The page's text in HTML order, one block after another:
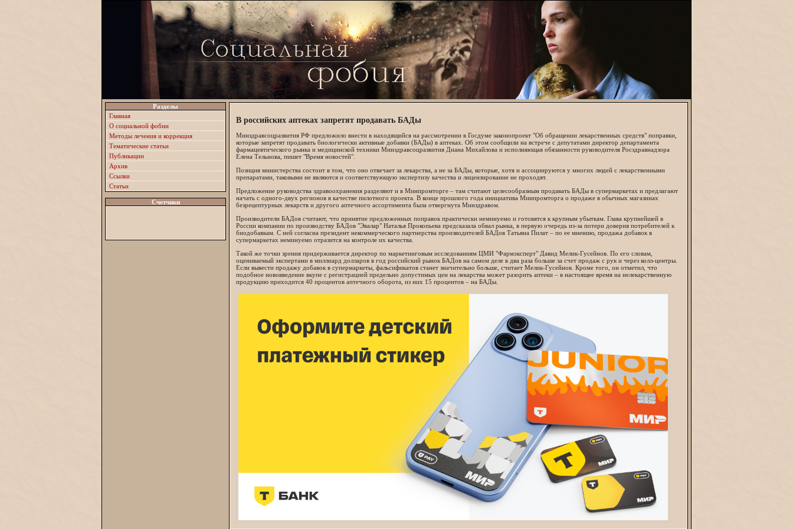
Разделы
Главная
О социальной фобии
Методы лечения и коррекция
Тематические статьи
Публикации
Архив
Ссылки
Статьи
Счетчики
В российских аптеках запретят продавать БАДы
Минздравсоцразвития РФ предложило внести в находящийся на рассмотрении в Госдуме законопроект "Об обращении лекарственных средств" поправки,
которые запретят продавать биологически активные добавки (БАДы) в аптеках. Об этом сообщили на встрече с депутатами директор департамента
фармацевтического рынка и медицинской техники Минздравсоцразвития Диана Михайлова и исполняющая обязанности руководителя Росздравнадзора
Елена Тельнова, пишет "Время новостей".
Позиция министерства состоит в том, что оно отвечает за лекарства, а не за БАДы, которые, хотя и ассоциируются у многих людей с лекарственными
препаратами, таковыми не являются и соответствующую экспертизу качества и лицензирование не проходят.
Предложение руководства здравоохранения разделяют и в Минпромторге – там считают целесообразным продавать БАДы в супермаркетах и предлагают
начать с одного-двух регионов в качестве пилотного проекта. В конце прошлого года инициатива Минпромторга о продаже в обычных магазинах
безрецептурных лекарств и другого аптечного ассортимента была отвергнута Минздравом.
Производители БАДов считают, что принятие предложенных поправок практически неминуемо и готовятся к крупным убыткам. Глава крупнейшей в
России компании по производству БАДов "Эвалар" Наталья Прокопьева предсказала обвал рынка, в первую очередь из-за потери доверия потребителей к
биодобавкам. С ней согласна президент некоммерческого партнерства производителей БАДов Татьяна Пилат – по ее мнению, продажа добавок в
супермаркетах неминуемо отразится на контроле их качества.
Такой же точки зрения придерживается директор по маркетинговым исследованиям ЦМИ "Фармэксперт" Давид Мелик-Гусейнов. По его словам,
оцениваемый экспертами в миллиард долларов в год российский рынок БАДов на самом деле в два раза больше за счет продаж с рук и через колл-центры.
Если вывести продажу добавок в супермаркеты, фальсификатов станет значительно больше, считает Мелик-Гусейнов. Кроме того, он отметил, что
подобное нововведение вкупе с регистрацией предельно допустимых цен на лекарства может разорить аптеки – в настоящее время на нелекарственную
продукцию приходится 40 процентов аптечного оборота, из них 15 процентов – на БАДы.